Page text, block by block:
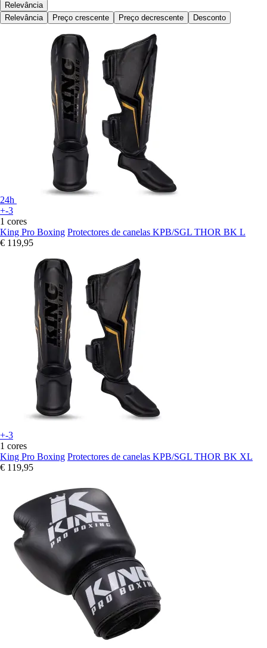
Relevância
Relevância
Preço crescente Preço decrescente Desconto
24h
+-3
1 cores
King Pro Boxing Protectores de canelas KPB/SGL THOR BK L
€ 119,95
+-3
1 cores
King Pro Boxing Protectores de canelas KPB/SGL THOR BK XL
€ 119,95